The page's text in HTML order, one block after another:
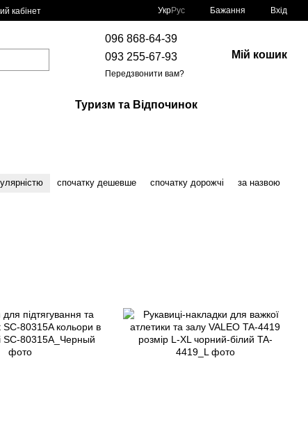
кабінет УкрРус Бажання Вхід
096 868-64-39
093 255-67-93
Передзвонити вам?
Мій кошик
Туризм та Відпочинок
спочатку дешевше спочатку дорожчі за назвою